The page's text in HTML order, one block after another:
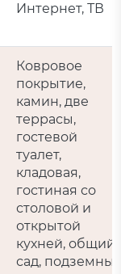
Интернет, ТВ
Ковровое
покрытие,
камин, две
террасы,
гостевой
туалет,
кладовая,
гостиная со
столовой и
открытой
кухней, общий
сад,